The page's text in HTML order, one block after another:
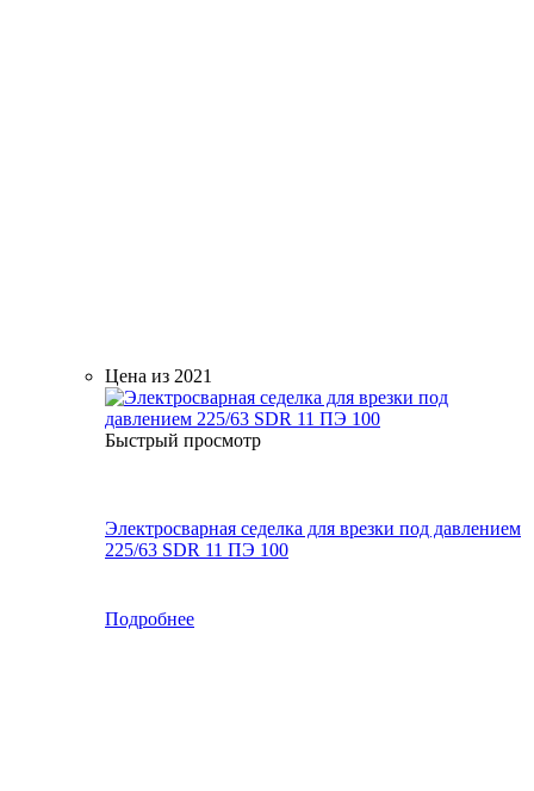
Цена из 2021
Быстрый просмотр
Электросварная седелка для врезки под давлением
225/63 SDR 11 ПЭ 100
Подробнее